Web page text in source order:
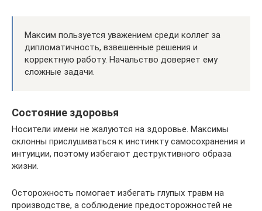
Максим пользуется уважением среди коллег за
дипломатичность, взвешенные решения и
корректную работу. Начальство доверяет ему
сложные задачи.
Состояние здоровья
Носители имени не жалуются на здоровье. Максимы
склонны прислушиваться к инстинкту самосохранения и
интуиции, поэтому избегают деструктивного образа
жизни.
Осторожность помогает избегать глупых травм на
производстве, а соблюдение предосторожностей не